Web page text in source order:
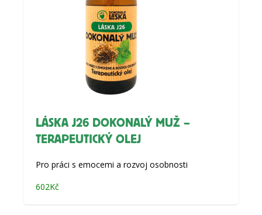
LÁSKA J26 DOKONALÝ MUŽ –
TERAPEUTICKÝ OLEJ
Pro práci s emocemi a rozvoj osobnosti
602Kč